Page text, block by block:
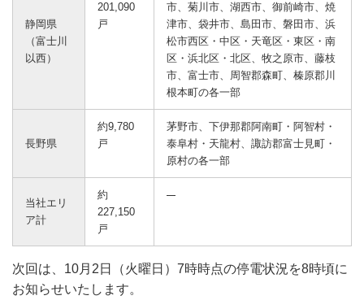
静岡県
（富士川
以西）
201,090
戸
市、菊川市、湖西市、御前崎市、焼
津市、袋井市、島田市、磐田市、浜
松市西区・中区・天竜区・東区・南
区・浜北区・北区、牧之原市、藤枝
市、富士市、周智郡森町、榛原郡川
根本町の各一部
長野県
約9,780
戸
茅野市、下伊那郡阿南町・阿智村・
泰阜村・天龍村、諏訪郡富士見町・
原村の各一部
当社エリ
ア計
約
227,150
戸
次回は、10月2日（火曜日）7時時点の停電状況を8時頃に
お知らせいたします。